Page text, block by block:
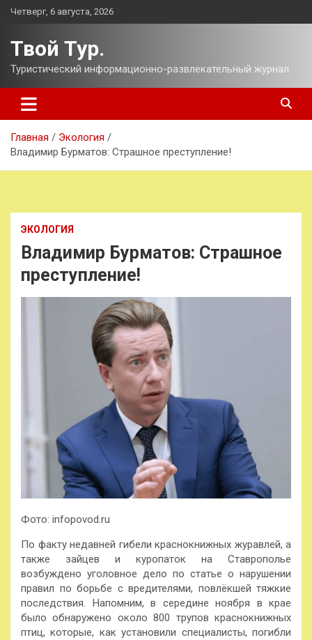
Перейти
Четверг, 6 августа, 2026
Твой Тур.
Туристический информационно-развлекательный журнал.
Главная
Экология
Владимир Бурматов: Страшное преступление!
ЭКОЛОГИЯ
Владимир Бурматов: Страшное
преступление!
Фото: infopovod.ru
По факту недавней гибели краснокнижных журавлей, а
также зайцев и куропаток на Ставрополье
возбуждено уголовное дело по статье о нарушении
правил по борьбе с вредителями, повлёкшей тяжкие
последствия. Напомним, в середине ноября в крае
было обнаружено около 800 трупов краснокнижных
птиц, которые, как установили специалисты, погибли